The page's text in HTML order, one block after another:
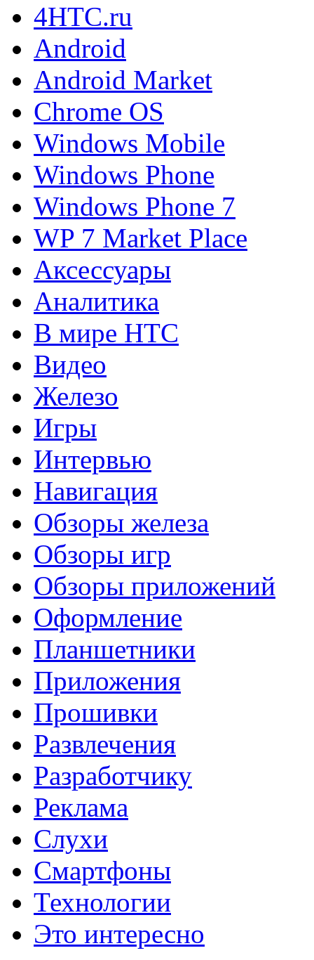
4HTC.ru
Android
Android Market
Chrome OS
Windows Mobile
Windows Phone
Windows Phone 7
WP 7 Market Place
Аксессуары
Аналитика
В мире HTC
Видео
Железо
Игры
Интервью
Навигация
Обзоры железа
Обзоры игр
Обзоры приложений
Оформление
Планшетники
Приложения
Прошивки
Развлечения
Разработчику
Реклама
Слухи
Смартфоны
Технологии
Это интересно